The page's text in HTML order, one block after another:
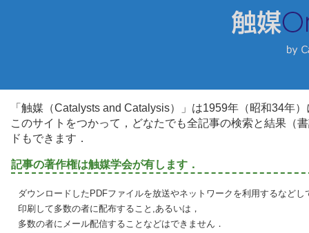
「触媒（Catalysts and Catalysis）」は1959年（昭和34年
このサイトをつかって，どなたでも全記事の検索と結果（
ドもできます．
記事の著作権は触媒学会が有します．
ダウンロードしたPDFファイルを放送やネットワークを利用するなど
印刷して多数の者に配布すること,あるいは，
多数の者にメール配信することなどはできません．